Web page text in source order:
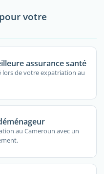
votre
assurance santé
lors de votre expatriation au
au Cameroun avec un